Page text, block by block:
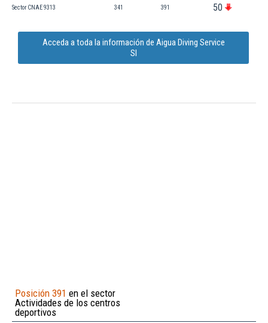
Sector CNAE 9313 341 391 50
Acceda a toda la información de Aigua Diving Service
Sl
Posición 391 en el sector
Actividades de los centros
deportivos